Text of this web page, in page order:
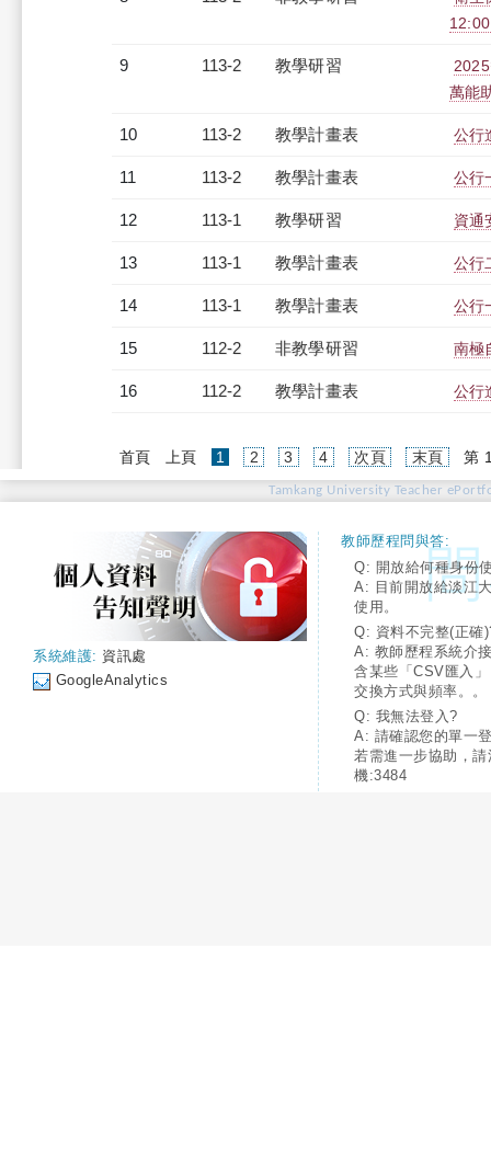
9 113-2 教學研習
萬能
10 113-2 教學計畫表 公行
11 113-2 教學計畫表 公行
12 113-1 教學研習 資通
13 113-1 教學計畫表 公行
14 113-1 教學計畫表 公行
15 112-2 非教學研習 南極
16 112-2 教學計畫表 公行
首頁 上頁 1 (current)
2 3 4 次頁 末頁 第
Tamkang University Teacher
系統維護: 資訊處
GoogleAnalytics
教師歷程問與答:
Q: 開放給何種身份
A: 目前開放給淡江
使用。
Q: 資料不完整(正確
A: 教師歷程系統介
含某些「CSV匯入
交換方式與頻率。。
Q: 我無法登入?
A: 請確認您的單一
若需進一步協助，
機:3484